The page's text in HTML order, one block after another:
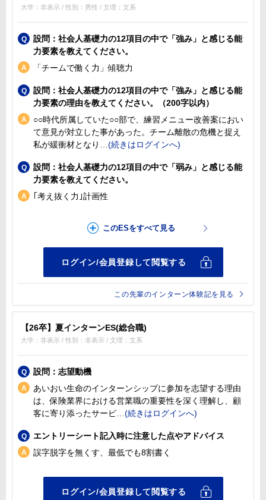
大学：非表示 / 性別：男性 / 文理：文系
設問：社会人基礎力の12項目の中で「強み」と感じる能
力要素を教えてください。
「チームで働く力」傾聴力
設問：社会人基礎力の12項目の中で「強み」と感じる能
力要素の理由を教えてください。（200字以内）
○○時代所属していた○○部で、練習メニュー改善案におい
て意見が対立した事があった。チーム離散の危機と捉え
私が緩衝材となり
設問：社会人基礎力の12項目の中で「弱み」と感じる能
力要素を教えてください。
｢考え抜く力｣計画性
この先輩のインターン体験記を見る
【26卒】夏インターンES(総合職)
大学：非表示 / 性別：非表示 / 文理：文系
設問：志望動機
あいおい生命のインターンシップに参加を志望する理由
は、保険業界における営業職の重要性を深く理解し、顧
客に寄り添ったサービ
エントリーシート記入時に注意した点やアドバイス
誤字脱字を無くす、最低でも8割書く